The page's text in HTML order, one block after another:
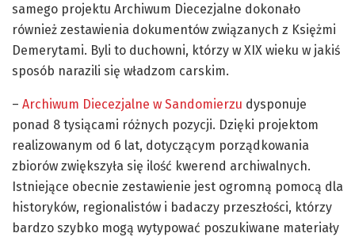
samego projektu Archiwum Diecezjalne dokonało
również zestawienia dokumentów związanych z Księżmi
Demerytami. Byli to duchowni, którzy w XIX wieku w jakiś
sposób narazili się władzom carskim.
– Archiwum Diecezjalne w Sandomierzu dysponuje
ponad 8 tysiącami różnych pozycji. Dzięki projektom
realizowanym od 6 lat, dotyczącym porządkowania
zbiorów zwiększyła się ilość kwerend archiwalnych.
Istniejące obecnie zestawienie jest ogromną pomocą dla
historyków, regionalistów i badaczy przeszłości, którzy
bardzo szybko mogą wytypować poszukiwane materiały